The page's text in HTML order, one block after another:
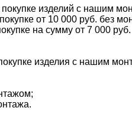
покупке изделий с нашим
от 10 000 руб. без
на сумму от 7 000 руб.
изделия с нашим